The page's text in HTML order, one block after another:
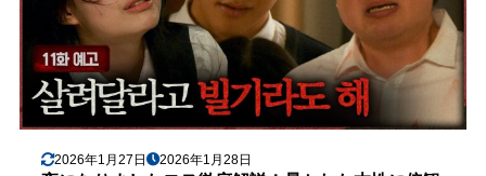
2026年1月27日 2026年1月28日